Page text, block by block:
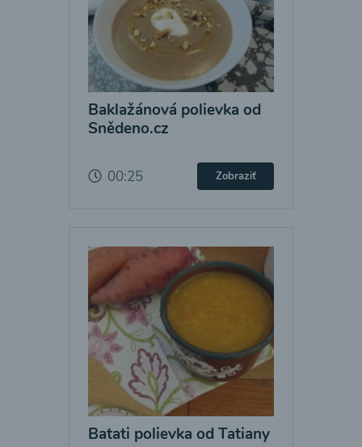
Baklažánová polievka od
Snědeno.cz
00:25 Zobraziť
Batati polievka od Tatiany